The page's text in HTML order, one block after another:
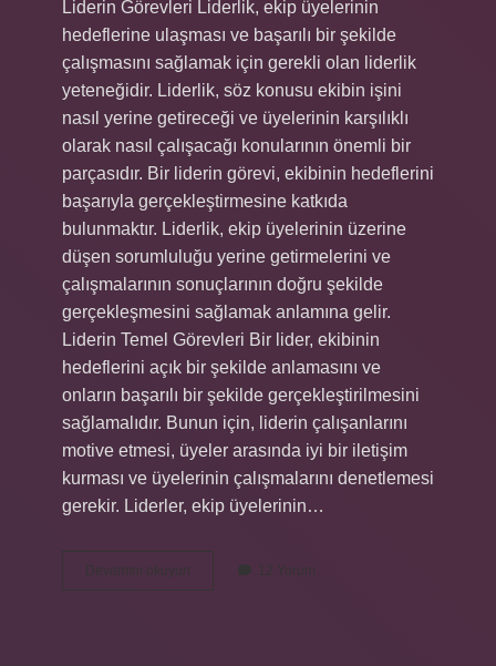
Liderin Görevleri Liderlik, ekip üyelerinin
hedeflerine ulaşması ve başarılı bir şekilde
çalışmasını sağlamak için gerekli olan liderlik
yeteneğidir. Liderlik, söz konusu ekibin işini
nasıl yerine getireceği ve üyelerinin karşılıklı
olarak nasıl çalışacağı konularının önemli bir
parçasıdır. Bir liderin görevi, ekibinin hedeflerini
başarıyla gerçekleştirmesine katkıda
bulunmaktır. Liderlik, ekip üyelerinin üzerine
düşen sorumluluğu yerine getirmelerini ve
çalışmalarının sonuçlarının doğru şekilde
gerçekleşmesini sağlamak anlamına gelir.
Liderin Temel Görevleri Bir lider, ekibinin
hedeflerini açık bir şekilde anlamasını ve
onların başarılı bir şekilde gerçekleştirilmesini
sağlamalıdır. Bunun için, liderin çalışanlarını
motive etmesi, üyeler arasında iyi bir iletişim
kurması ve üyelerinin çalışmalarını denetlemesi
gerekir. Liderler, ekip üyelerinin…
Devamını okuyun
görevi
12 Yorum